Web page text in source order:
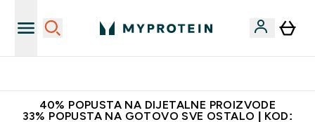
40% POPUSTA NA DIJETALNE PROIZVODE
33% POPUSTA NA GOTOVO SVE OSTALO | KOD: